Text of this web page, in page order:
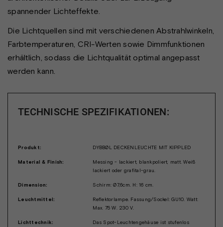
spannender Lichteffekte.
Die Lichtquellen sind mit verschiedenen Abstrahlwinkeln,
Farbtemperaturen, CRI-Werten sowie Dimmfunktionen
erhältlich, sodass die Lichtqualität optimal angepasst
werden kann.
TECHNISCHE SPEZIFIKATIONEN:
Produkt: DYBBØL DECKENLEUCHTE MIT KIPPLED
Material & Finish:
Messing - lackiert, blankpoliert, matt. Weiß
lackiert oder grafital-grau.
Dimension: Schirm: Ø7,6cm. H: 16 cm.
Leuchtmittel:
Reflektorlampe. Fassung/Sockel: GU10. Watt:
Max. 75 W. 230 V.
Lichttechnik:
Das Spot-Leuchtengehäuse ist stufenlos